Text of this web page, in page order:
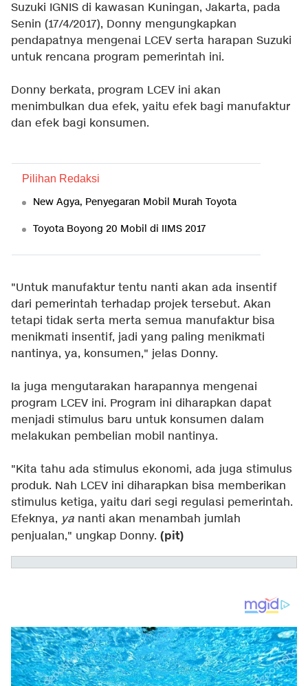
Suzuki IGNIS di kawasan Kuningan, Jakarta, pada
Senin (17/4/2017), Donny mengungkapkan
pendapatnya mengenai LCEV serta harapan Suzuki
untuk rencana program pemerintah ini.
Donny berkata, program LCEV ini akan
menimbulkan dua efek, yaitu efek bagi manufaktur
dan efek bagi konsumen.
Pilihan Redaksi
New Agya, Penyegaran Mobil Murah Toyota
Toyota Boyong 20 Mobil di IIMS 2017
"Untuk manufaktur tentu nanti akan ada insentif
dari pemerintah terhadap projek tersebut. Akan
tetapi tidak serta merta semua manufaktur bisa
menikmati insentif, jadi yang paling menikmati
nantinya, ya, konsumen," jelas Donny.
Ia juga mengutarakan harapannya mengenai
program LCEV ini. Program ini diharapkan dapat
menjadi stimulus baru untuk konsumen dalam
melakukan pembelian mobil nantinya.
"Kita tahu ada stimulus ekonomi, ada juga stimulus
produk. Nah LCEV ini diharapkan bisa memberikan
stimulus ketiga, yaitu dari segi regulasi pemerintah.
Efeknya, ya nanti akan menambah jumlah
penjualan," ungkap Donny. (pit)